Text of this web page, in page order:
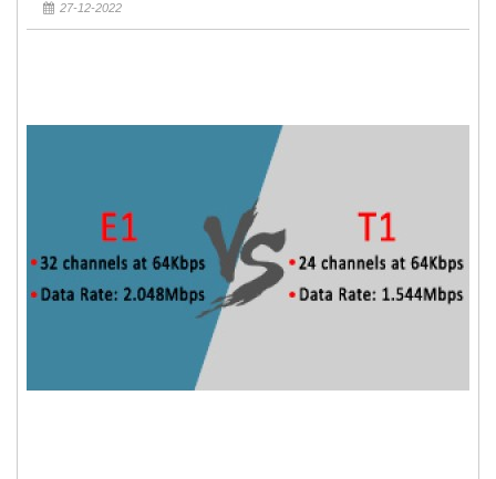
27-12-2022